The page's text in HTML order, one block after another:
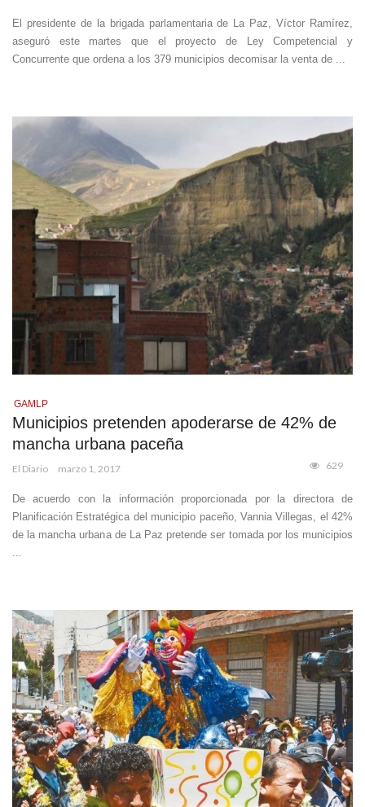
El presidente de la brigada parlamentaria de La Paz, Víctor Ramírez,
aseguró este martes que el proyecto de Ley Competencial y
Concurrente que ordena a los 379 municipios decomisar la venta de ...
GAMLP
Municipios pretenden apoderarse de 42% de
mancha urbana paceña
El Diario marzo 1, 2017 629
De acuerdo con la información proporcionada por la directora de
Planificación Estratégica del municipio paceño, Vannia Villegas, el 42%
de la mancha urbana de La Paz pretende ser tomada por los municipios